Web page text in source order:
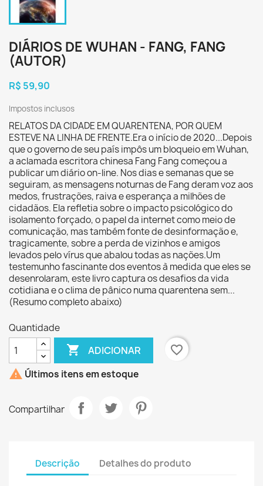
DIÁRIOS DE WUHAN - FANG, FANG
(AUTOR)
R$ 59,90
Impostos inclusos
RELATOS DA CIDADE EM QUARENTENA, POR QUEM
ESTEVE NA LINHA DE FRENTE.Era o início de 2020...Depois
que o governo de seu país impôs um bloqueio em Wuhan,
a aclamada escritora chinesa Fang Fang começou a
publicar um diário on-line. Nos dias e semanas que se
seguiram, as mensagens noturnas de Fang deram voz aos
medos, frustrações, raiva e esperança a milhões de
cidadãos. Ela refletia sobre o impacto psicológico do
isolamento forçado, o papel da internet como meio de
comunicação, mas também fonte de desinformação e,
tragicamente, sobre a perda de vizinhos e amigos
levados pelo vírus que abalou todas as nações.Um
testemunho fascinante dos eventos à medida que eles se
desenrolaram, este livro captura os desafios da vida
cotidiana e o clima de pânico numa quarentena sem...
(Resumo completo abaixo)
Quantidade
 ADICIONAR
favorite_border
 Últimos itens em estoque
Compartilhar
Descrição Detalhes do produto